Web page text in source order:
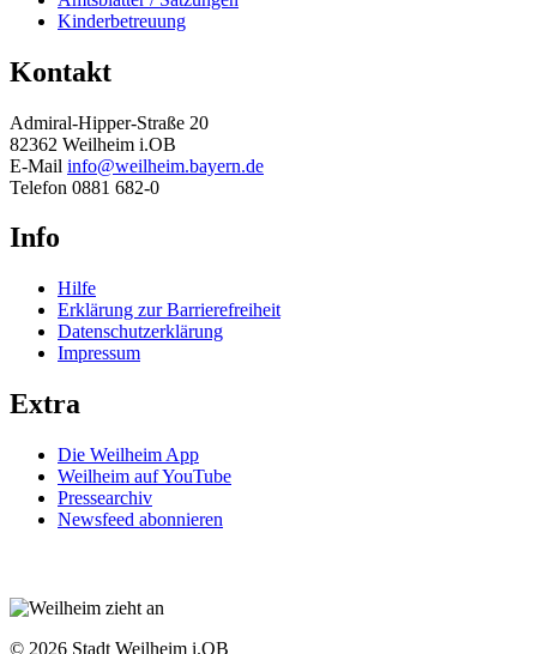
Kinderbetreuung
Kontakt
Admiral-Hipper-Straße 20
82362 Weilheim i.OB
E-Mail info@weilheim.bayern.de
Telefon 0881 682-0
Info
Hilfe
Erklärung zur Barrierefreiheit
Datenschutzerklärung
Impressum
Extra
Die Weilheim App
Weilheim auf YouTube
Pressearchiv
Newsfeed abonnieren
© 2026 Stadt Weilheim i.OB